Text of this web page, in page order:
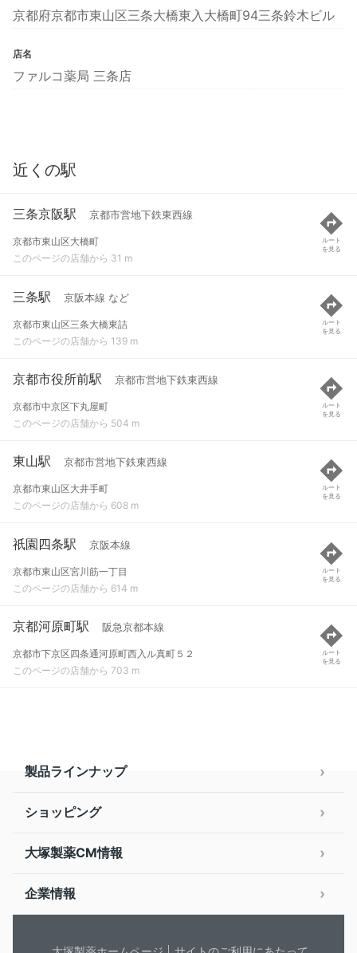
京都府京都市東山区三条大橋東入大橋町94三条鈴木ビル
店名
ファルコ薬局 三条店
近くの駅
三条京阪駅 京都市営地下鉄東西線
京都市東山区大橋町
このページの店舗から 31 m
ルート
を見る
三条駅 京阪本線 など
京都市東山区三条大橋東詰
このページの店舗から 139 m
ルート
を見る
京都市役所前駅 京都市営地下鉄東西線
京都市中京区下丸屋町
このページの店舗から 504 m
ルート
を見る
東山駅 京都市営地下鉄東西線
京都市東山区大井手町
このページの店舗から 608 m
ルート
を見る
祇園四条駅 京阪本線
京都市東山区宮川筋一丁目
このページの店舗から 614 m
ルート
を見る
京都河原町駅 阪急京都本線
京都市下京区四条通河原町西入ル真町５２
このページの店舗から 703 m
ルート
を見る
製品ラインナップ
ショッピング
大塚製薬CM情報
企業情報